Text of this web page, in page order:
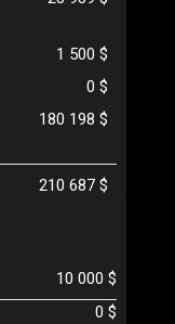
1 500 $
0 $
180 198 $
210 687 $
10 000 $
0 $